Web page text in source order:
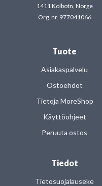
1411 Kolbotn, Norge
Org. nr. 977041066
Tuote
Asiakaspalvelu
Ostoehdot
Tietoja MoreShop
Käyttöohjeet
Peruuta ostos
Tiedot
Tietosuojalauseke